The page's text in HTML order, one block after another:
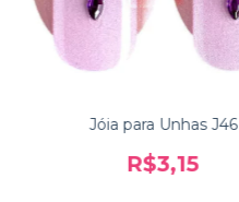
Jóia para Unhas J46
R$3,15